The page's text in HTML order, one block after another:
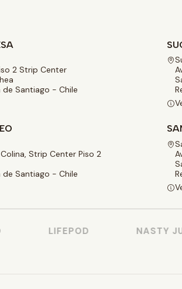
2 Strip Center
Santiago - Chile
Strip Center Piso 2
Santiago - Chile
LIFEPOD NASTY